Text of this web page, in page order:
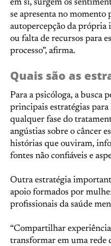
em si, surgem os
se apresenta no momento
autopercepção da própria
ou falta de recursos para
processo”, afirma.
Quais são as
Para a psicóloga, a busca
principais estratégias
qualquer fase do
angústias sobre o câncer
histórias que ouviram,
fontes não confiáveis e
Outra estratégia
apoio formados por
profissionais da saúde
“Compartilhar
transformar em uma rede